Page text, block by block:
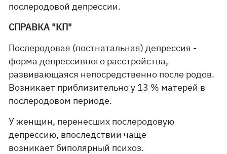
послеродовой депрессии.
СПРАВКА "КП"
Послеродовая (постнатальная) депрессия -
форма депрессивного расстройства,
развивающаяся непосредственно после родов.
Возникает приблизительно у 13 % матерей в
послеродовом периоде.
У женщин, перенесших послеродовую
депрессию, впоследствии чаще
возникает биполярный психоз.